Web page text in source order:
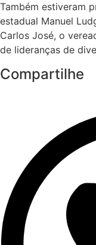
Também estiveram
estadual Manuel
Carlos José, o
de lideranças de
Compartilhe